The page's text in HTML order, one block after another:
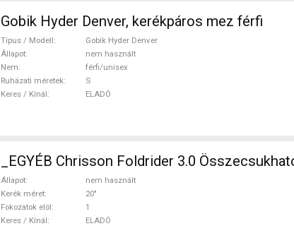
Gobik Hyder Denver, kerékpáros mez férfi
Típus / Modell
Gobik Hyder Denver
Állapot
nem használt
Nem
férfi/unisex
Ruházati méretek
S
Keres / Kínál
ELADÓ
_EGYÉB Chrisson Foldrider 3.0
Állapot
nem használt
Kerék méret
20"
Fokozatok elöl
1
Keres / Kínál
ELADÓ